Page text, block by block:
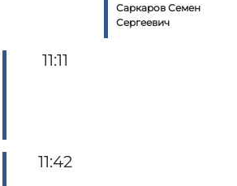
Саркаров Семен
Сергеевич
11:11
11:42